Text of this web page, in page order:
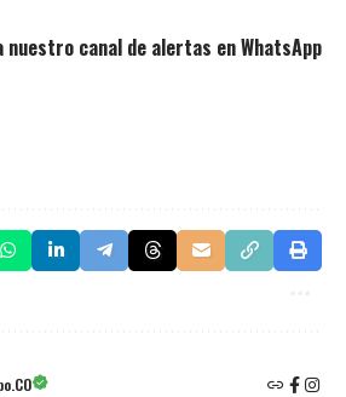
nuestro canal de alertas en WhatsApp